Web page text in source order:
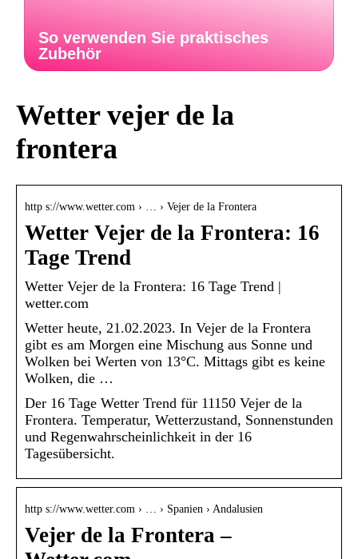
So verwenden Sie praktisches
Zubehör
Wetter vejer de la
frontera
http s://www.wetter.com › … › Vejer de la Frontera
Wetter Vejer de la Frontera: 16
Tage Trend
Wetter Vejer de la Frontera: 16 Tage Trend |
wetter.com
Wetter heute, 21.02.2023. In Vejer de la Frontera
gibt es am Morgen eine Mischung aus Sonne und
Wolken bei Werten von 13°C. Mittags gibt es keine
Wolken, die …
Der 16 Tage Wetter Trend für 11150 Vejer de la
Frontera. Temperatur, Wetterzustand, Sonnenstunden
und Regenwahrscheinlichkeit in der 16
Tagesübersicht.
http s://www.wetter.com › … › Spanien › Andalusien
Vejer de la Frontera –